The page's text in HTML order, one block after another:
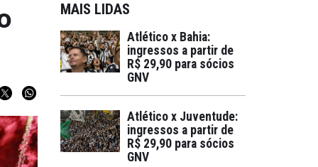
MAIS LIDAS
Atlético x Bahia:
ingressos a partir de
R$ 29,90 para sócios
GNV
Atlético x Juventude:
ingressos a partir de
R$ 29,90 para sócios
GNV